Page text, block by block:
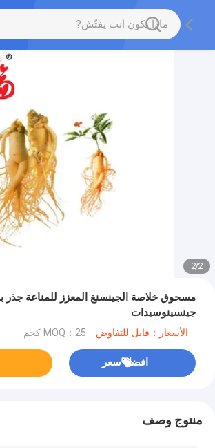
2
/
2
جينسينوسيدات
الأسعار：قابل للتفاوض MOQ：25 كجم
افضل سعر
منتوج وصف